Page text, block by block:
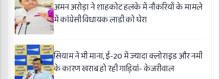
अमन अरोड़ा ने शाहकोट हलके में नौकरियों के मामले
में कांग्रेसी विधायक लाडी को घेरा
सियाम ने भी माना, ई-20 में ज्यादा क्लोराइड और नमी
के कारण खराब हो रही गाड़ियां- केजरीवाल